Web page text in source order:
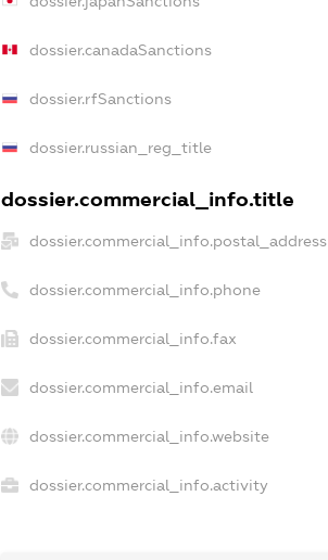
dossier.canadaSanctions
dossier.rfSanctions
dossier.russian_reg_title
dossier.commercial_info.title
dossier.commercial_info.postal_address
dossier.commercial_info.phone
dossier.commercial_info.fax
dossier.commercial_info.email
dossier.commercial_info.website
dossier.commercial_info.activity